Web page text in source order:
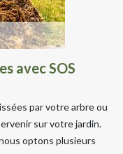
avec SOS
par votre arbre ou
sur votre jardin.
optons plusieurs